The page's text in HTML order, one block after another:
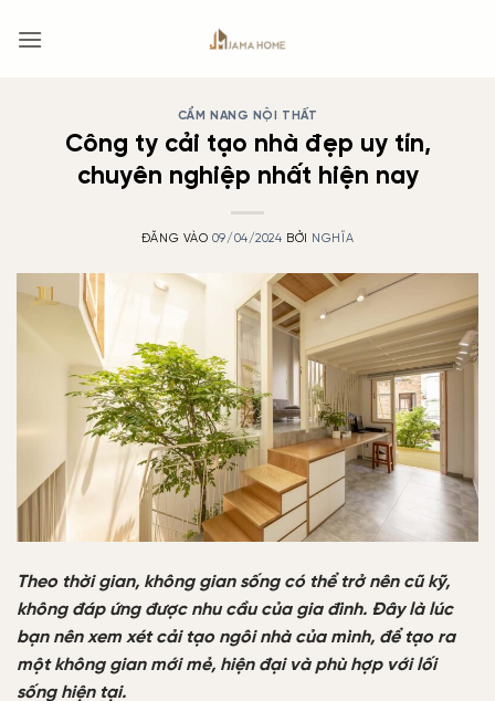
qua
CẨM NANG NỘI THẤT
Công ty cải tạo nhà đẹp uy tín,
chuyên nghiệp nhất hiện nay
ĐĂNG VÀO 09/04/2024 BỞI NGHĨA
Theo thời gian, không gian sống có thể trở nên cũ kỹ,
không đáp ứng được nhu cầu của gia đình. Đây là lúc
bạn nên xem xét cải tạo ngôi nhà của mình, để tạo ra
một không gian mới mẻ, hiện đại và phù hợp với lối
sống hiện tại.